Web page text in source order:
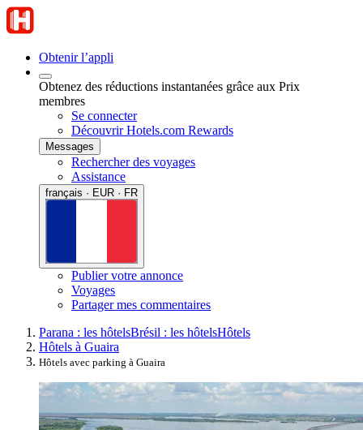
Obtenir l’appli
Obtenez des réductions instantanées grâce aux Prix
membres
Se connecter
Découvrir Hotels.com Rewards
Messages
Rechercher des voyages
Assistance
français · EUR · FR
Publier votre annonce
Voyages
Partager mes commentaires
Parana : les hôtelsBrésil : les hôtelsHôtels
Hôtels à Guaira
Hôtels avec parking à Guaira